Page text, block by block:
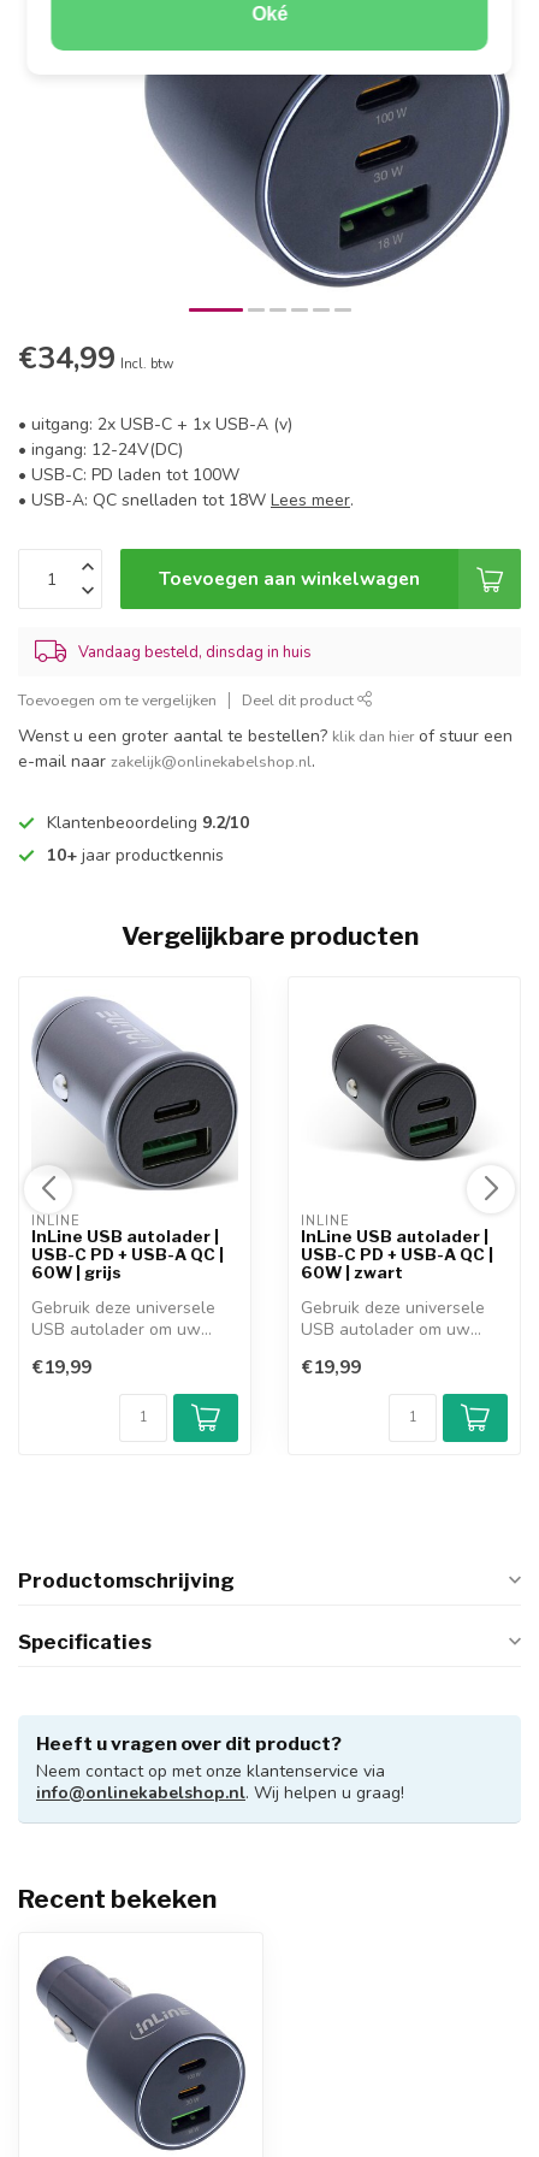
Oké
€34,99 Incl. btw
• uitgang: 2x USB-C + 1x USB-A (v)
• ingang: 12-24V(DC)
• USB-C: PD laden tot 100W
• USB-A: QC snelladen tot 18W Lees meer.
Toevoegen aan winkelwagen
Vandaag besteld, dinsdag in huis
Toevoegen om te vergelijken Deel dit product
Wenst u een groter aantal te bestellen? klik dan hierof stuur een
e-mail naar zakelijk@onlinekabelshop.nl.
Klantenbeoordeling 9.2/10
10+ jaar productkennis
Vergelijkbare producten
INLINE
InLine USB autolader |
USB-C PD + USB-A QC |
60W | grijs
Gebruik deze universele
USB autolader om uw
€19,99
INLINE
InLine USB autolader |
USB-C PD + USB-A QC |
60W | zwart
Gebruik deze universele
USB autolader om uw
€19,99
Productomschrijving
Specificaties
Heeft u vragen over dit product?
Neem contact op met onze klantenservice via
info@onlinekabelshop.nl. Wij helpen u graag!
Recent bekeken